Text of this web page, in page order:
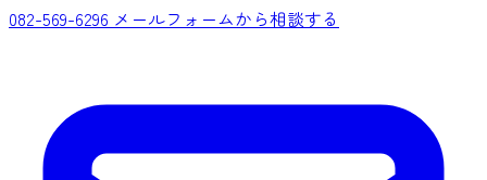
082-569-6296 メールフォームから相談する